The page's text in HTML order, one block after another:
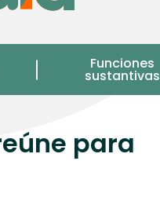
Funciones
sustantivas
para